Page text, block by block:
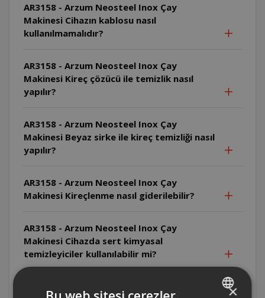
AR3158 - Arzum Neosteel Inox Çay
Makinesi Cihazın kablosu nasıl
kullanılmamalıdır?
AR3158 - Arzum Neosteel Inox Çay
Makinesi Kireç çözücü ile temizlik nasıl
yapılır?
AR3158 - Arzum Neosteel Inox Çay
Makinesi Beyaz sirke ile kireç temizliği nasıl
yapılır?
AR3158 - Arzum Neosteel Inox Çay
Makinesi Kireçlenme nasıl giderilebilir?
AR3158 - Arzum Neosteel Inox Çay
Makinesi Cihazda sert kimyasal
temizleyiciler kullanılabilir mi?
×